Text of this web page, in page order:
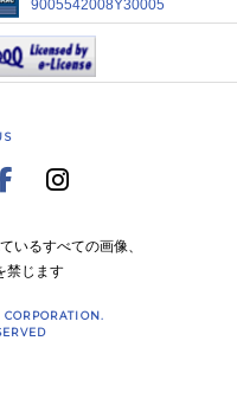
9005542008Y30005
いるすべての画像、
禁じます